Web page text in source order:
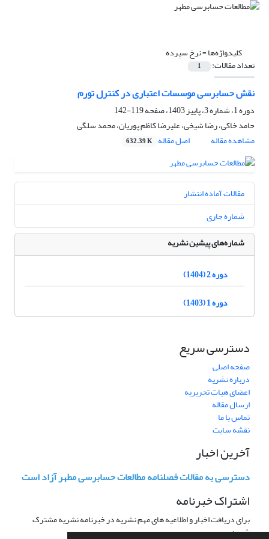
کلیدواژه‌ها =نرخ سپرده
تعداد مقالات: 1
نقش حسابرسی موسسات اعتباری در کنترل تورم
دوره 1، شماره 3، پاییز 1403، صفحه
119-142
حامد خاکی، رضا شیخی، علیرضا کاظم پوریان، محمد سلگی
مشاهده مقاله
اصل مقاله 632.39 K
مقالات آماده انتشار
شماره جاری
شماره‌های پیشین نشریه
دوره 2 (1404)
دوره 1 (1403)
دسترسی سریع
صفحه اصلی
درباره نشریه
اعضای هیات تحریریه
ارسال مقاله
تماس با ما
نقشه سایت
آخرین اخبار
دسترسی به مقالات فصلنامه مطالعات حسابرسی مطهر آزاد است
اشتراک خبرنامه
برای دریافت اخبار و اطلاعیه های مهم نشریه در خبرنامه نشریه مشترک
شوید.